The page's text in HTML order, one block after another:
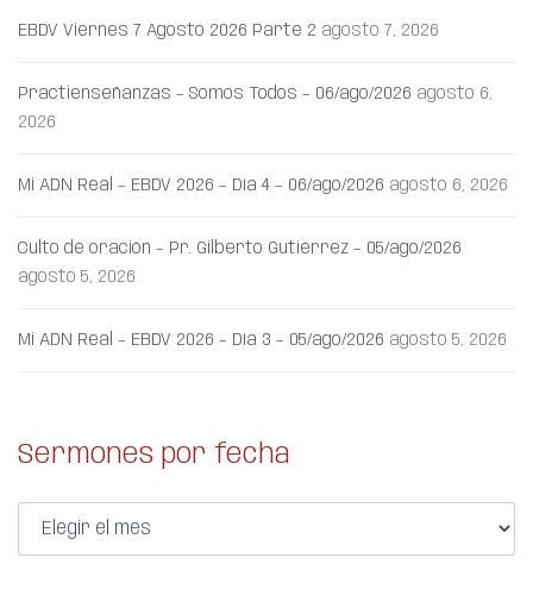
EBDV Viernes 7 Agosto 2026 Parte 2 agosto 7, 2026
Practienseñanzas – Somos Todos – 06/ago/2026 agosto 6,
2026
Mi ADN Real – EBDV 2026 – Día 4 – 06/ago/2026 agosto 6, 2026
Culto de oración – Pr. Gilberto Gutiérrez – 05/ago/2026
agosto 5, 2026
Mi ADN Real – EBDV 2026 – Día 3 – 05/ago/2026 agosto 5, 2026
Sermones por fecha